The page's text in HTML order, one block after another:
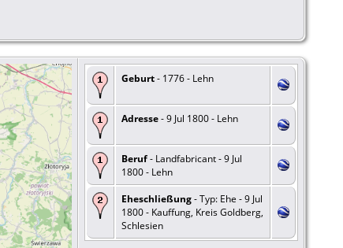
Geburt- 1776 - Lehn
Adresse- 9 Jul 1800 - Lehn
Beruf- Landfabricant - 9 Jul
1800 - Lehn
Eheschließung- Typ: Ehe - 9 Jul
1800 - Kauffung, Kreis Goldberg,
Schlesien